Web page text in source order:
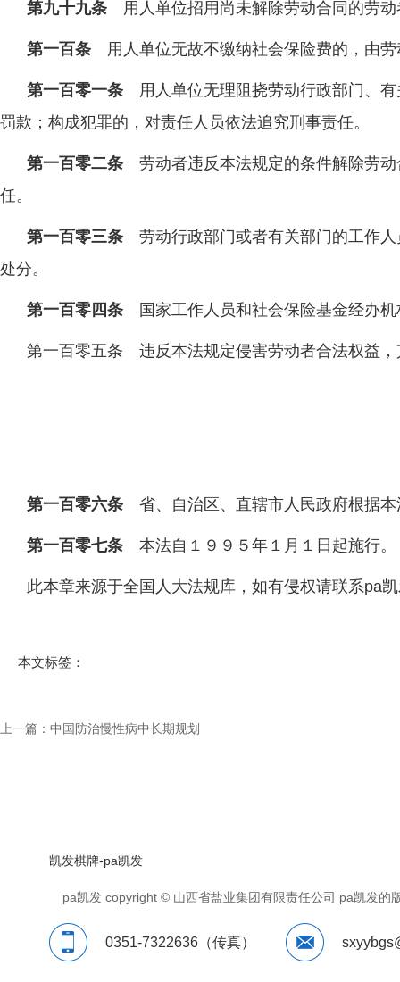
第九十九条 用人单位招用尚未解除劳动合同的劳
第一百条 用人单位无故不缴纳社会保险费的，由
第一百零一条 用人单位无理阻挠劳动行政部门、
罚款；构成犯罪的，对责任人员依法追究刑事责任。
第一百零二条 劳动者违反本法规定的条件解除劳
任。
第一百零三条 劳动行政部门或者有关部门的工作
处分。
第一百零四条 国家工作人员和社会保险基金经办
第一百零五条 违反本法规定侵害劳动者合法权益
第一百零六条 省、自治区、直辖市人民政府根据
第一百零七条 本法自１９９５年１月１日起施行。
此本章来源于全国人大法规库 ，如有侵权请联系pa
本文标签：
上一篇： 中国防治慢性病中长期规划
凯发棋牌-pa凯发
pa凯发 copyright © 山西省盐业集团有限责任公司 pa凯发
0351-7322636（传真）